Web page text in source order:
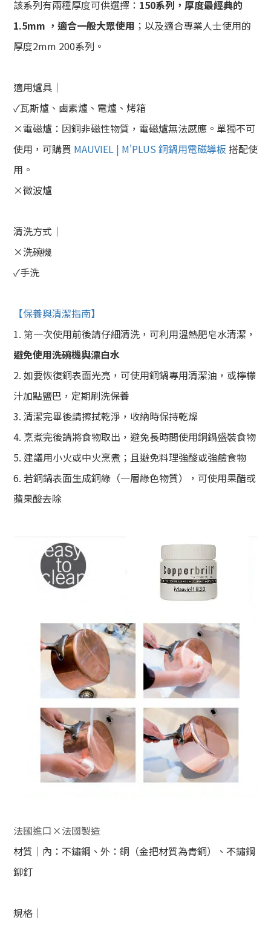
該系列有兩種厚度可供選擇： 150系列，厚度最經典的
1.5mm ，適合一般大眾使用 ；以及適合專業人士使用的
厚度2mm 200系列。
適用爐具｜
✓瓦斯爐、鹵素爐、電爐、烤箱
×電磁爐：因銅非磁性物質，電磁爐無法感應。單獨不可
使用，可購買 MAUVIEL | M'PLUS 銅鍋用電磁導板 搭配使
用。
×微波爐
清洗方式｜
×洗碗機
✓手洗
【保養與清潔指南】
1. 第一次使用前後請仔細清洗，可利用溫熱肥皂水清潔，
避免使用洗碗機與漂白水
2. 如要恢復銅表面光亮，可使用銅鍋專用清潔油，或檸檬
汁加點鹽巴，定期刷洗保養
3. 清潔完畢後請擦拭乾淨，收納時保持乾燥
4. 烹煮完後請將食物取出，避免長時間使用銅鍋盛裝食物
5. 建議用小火或中火烹煮；且避免料理強酸或強鹼食物
6. 若銅鍋表面生成銅綠（一層綠色物質），可使用果醋或
蘋果酸去除
法國進口×法國製造
材質｜內：不鏽鋼、外：銅（金把材質為青銅）、不鏽鋼
鉚釘
規格｜